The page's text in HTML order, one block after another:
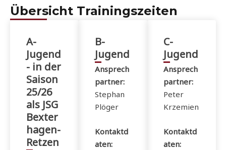
Übersicht Trainingszeiten
A-
Jugend
- in der
Saison
25/26
als JSG
Bexter
hagen-
Retzen
B-
Jugend
Ansprech
partner:
Stephan
Plöger
Kontaktd
aten:
C-
Jugend
Ansprech
partner:
Peter
Krzemien
Kontaktd
aten: